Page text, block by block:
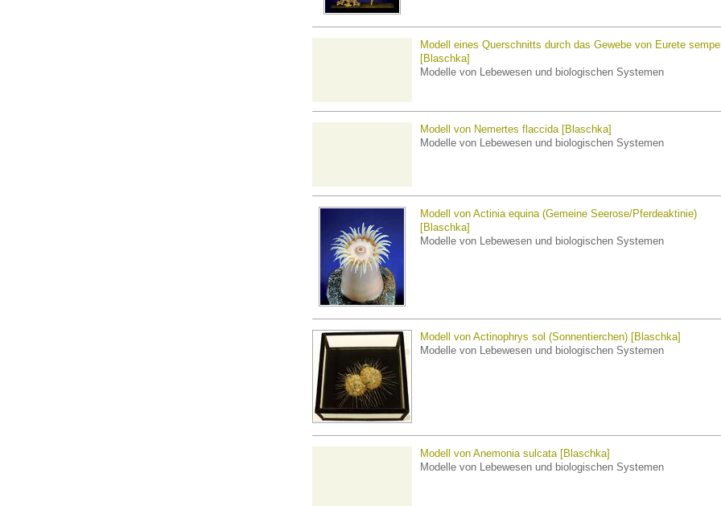
Modell eines Querschnitts durch das Gewebe von Eurete
[Blaschka]
Modelle von Lebewesen und biologischen Systemen
Modell von Nemertes flaccida [Blaschka]
Modelle von Lebewesen und biologischen Systemen
Modell von Actinia equina (Gemeine Seerose/Pferdeaktinie)
[Blaschka]
Modelle von Lebewesen und biologischen Systemen
Modell von Actinophrys sol (Sonnentierchen) [Blaschka]
Modelle von Lebewesen und biologischen Systemen
Modell von Anemonia sulcata [Blaschka]
Modelle von Lebewesen und biologischen Systemen